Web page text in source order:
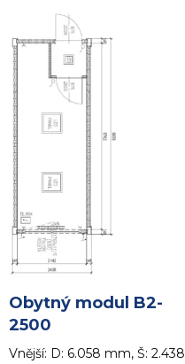
Obytný modul B2-
2500
Vnější: D: 6.058 mm, Š: 2.438